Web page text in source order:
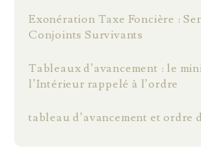
Exonération Taxe Foncière :
Conjoints Survivants
Tableaux d’avancement : le
l’Intérieur rappelé à l’ordre
tableau d’avancement et ordre